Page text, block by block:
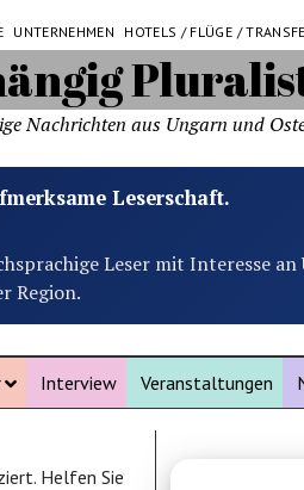
UNTERNEHMEN HOTELS / FLÜGE /
Nachrichten aus Ungarn und
Leserschaft.
Leser mit Interesse an
Region.
Interview Veranstaltungen
Helfen Sie